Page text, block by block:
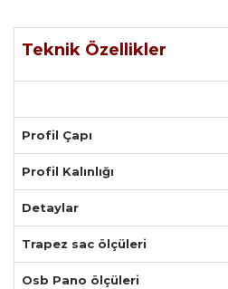
Teknik Özellikler
Profil Çapı
Profil Kalınlığı
Detaylar
Trapez sac ölçüleri
Osb Pano ölçüleri